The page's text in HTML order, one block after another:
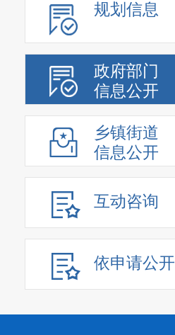
规划信息
政府部门
信息公开
乡镇街道
信息公开
互动咨询
依申请公开